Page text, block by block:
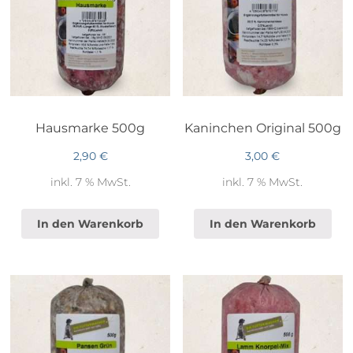
Hausmarke 500g
2,90 €
inkl. 7 % MwSt.
In den Warenkorb
Kaninchen Original 500g
3,00€
inkl. 7 % MwSt.
In den Warenkorb